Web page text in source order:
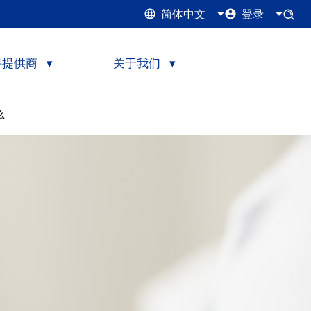
简体中文 登录
供商 关于我们